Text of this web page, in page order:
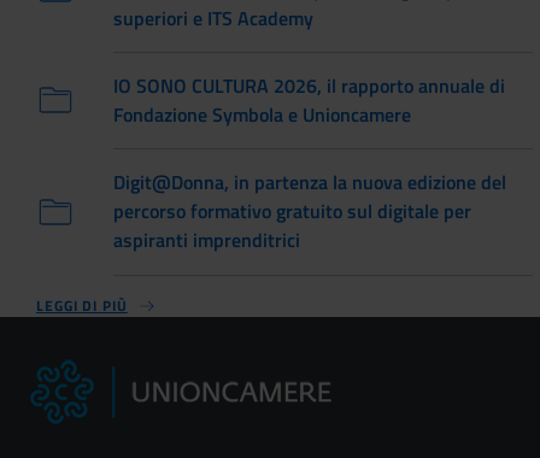
superiori e ITS Academy
IO SONO CULTURA 2026, il rapporto annuale di
Fondazione Symbola e Unioncamere
Digit@Donna, in partenza la nuova edizione del
percorso formativo gratuito sul digitale per
aspiranti imprenditrici
LEGGI DI PIÙ